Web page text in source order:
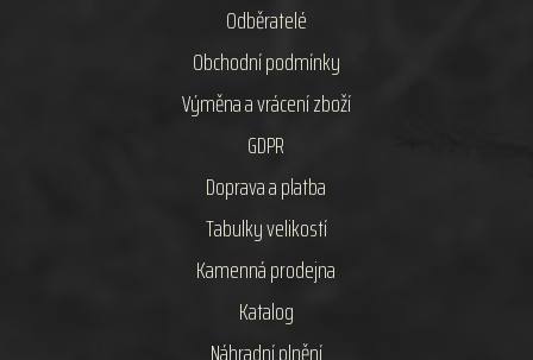
Odběratelé
Obchodní podmínky
Výměna a vrácení zboží
GDPR
Doprava a platba
Tabulky velikostí
Kamenná prodejna
Katalog